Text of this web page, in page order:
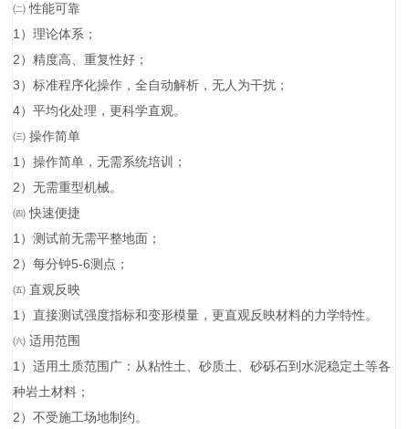
㈡ 性能可靠
1）理论体系；
2）精度高、重复性好；
3）标准程序化操作，全自动解析，无人为干扰；
4）平均化处理，更科学直观。
㈢ 操作简单
1）操作简单，无需系统培训；
2）无需重型机械。
㈣ 快速便捷
1）测试前无需平整地面；
2）每分钟5-6测点；
㈤ 直观反映
1）直接测试强度指标和变形模量，更直观反映材料的力学特性。
㈥ 适用范围
1）适用土质范围广：从粘性土、砂质土、砂砾石到水泥稳定土等各
种岩土材料；
2）不受施工场地制约。